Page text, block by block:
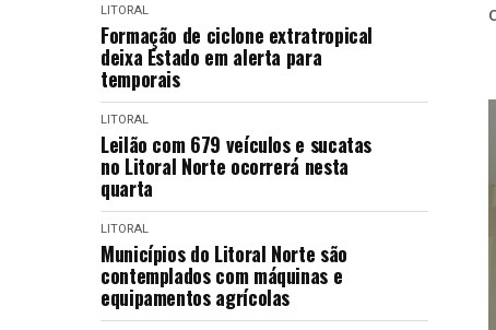
LITORAL
Formação de ciclone extratropical
deixa Estado em alerta para
temporais
LITORAL
Leilão com 679 veículos e sucatas
no Litoral Norte ocorrerá nesta
quarta
LITORAL
Municípios do Litoral Norte são
contemplados com máquinas e
equipamentos agrícolas